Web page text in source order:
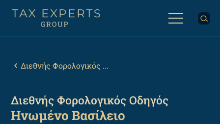
προς
Breadcrumb
Διεθνής Φορολογικός ...
Διεθνής Φορολογικός Οδηγός
Ηνωμένο Βασίλειο